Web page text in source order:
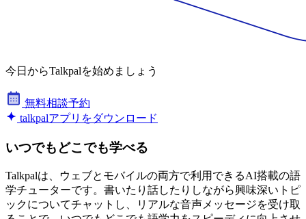
今日からTalkpalを始めましょう
無料相談予約
talkpalアプリをダウンロード
いつでもどこでも学べる
Talkpalは、ウェブとモバイルの両方で利用できるAI搭載の語
学チューターです。書いたり話したりしながら興味深いトピ
ックについてチャットし、リアルな音声メッセージを受け取